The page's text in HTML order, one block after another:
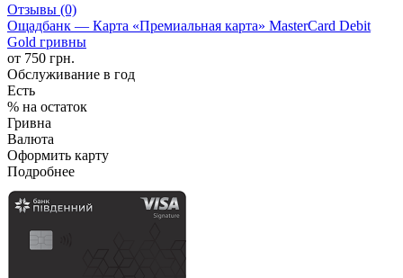
Отзывы (0)
Ощадбанк — Карта «Премиальная карта» MasterCard Debit
Gold гривны
от 750 грн.
Обслуживание в год
Есть
% на остаток
Гривна
Валюта
Оформить карту
Подробнее